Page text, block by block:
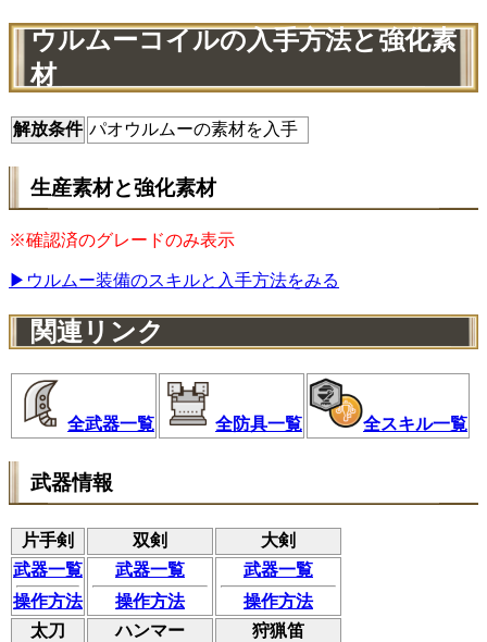
ウルムーコイルの入手方法と強化素
材
解放条件 パオウルムーの素材を入手
生産素材と強化素材
※確認済のグレードのみ表示
▶ウルムー装備のスキルと入手方法をみる
関連リンク
全武器一覧 全防具一覧 全スキル一覧
武器情報
片手剣 双剣
大剣
武器一覧
操作方法
武器一覧
操作方法
武器一覧
操作方法
太刀
ハンマー
狩猟笛